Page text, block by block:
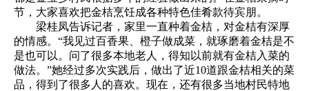
节，大家喜欢把金桔烹饪成各种特色佳肴款待宾朋。
梁桂凤告诉记者，家里一直种着金桔，对金桔有深厚
的情感。“我见过百香果、橙子做成菜，就琢磨着金桔是不
是也可以。问了很多本地老人，得知以前就有金桔入菜的
做法。”她经过多次实践后，做出了近10道跟金桔相关的菜
品，得到了很多人的喜欢。现在，还有很多当地村民特地